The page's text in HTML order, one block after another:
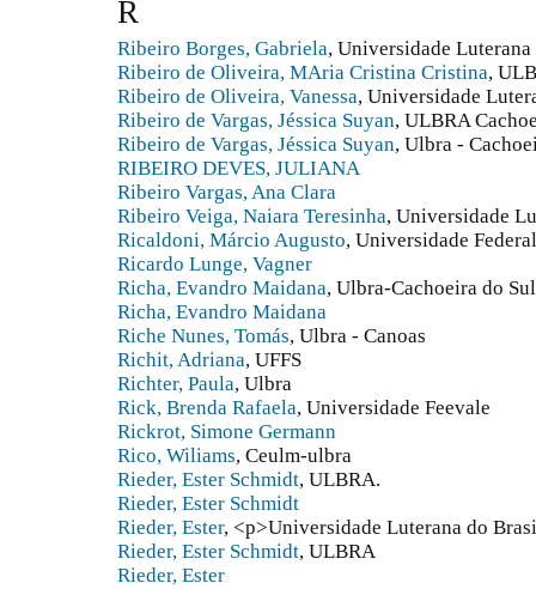
R
Ribeiro Borges, Gabriela, Universidade
Ribeiro de Oliveira, MAria Cristina Cristina,
Ribeiro de Oliveira, Vanessa, Universidade
Ribeiro de Vargas, Jéssica Suyan, ULBRA
Ribeiro de Vargas, Jéssica Suyan, Ulbra -
RIBEIRO DEVES, JULIANA
Ribeiro Vargas, Ana Clara
Ribeiro Veiga, Naiara Teresinha, Universidade
Ricaldoni, Márcio Augusto, Universidade
Ricardo Lunge, Vagner
Richa, Evandro Maidana, Ulbra-Cachoeira do Sul
Richa, Evandro Maidana
Riche Nunes, Tomás, Ulbra - Canoas
Richit, Adriana, UFFS
Richter, Paula, Ulbra
Rick, Brenda Rafaela, Universidade Feevale
Rickrot, Simone Germann
Rico, Wiliams, Ceulm-ulbra
Rieder, Ester Schmidt, ULBRA.
Rieder, Ester Schmidt
Rieder, Ester, <p>Universidade Luterana do
Rieder, Ester Schmidt, ULBRA
Rieder, Ester